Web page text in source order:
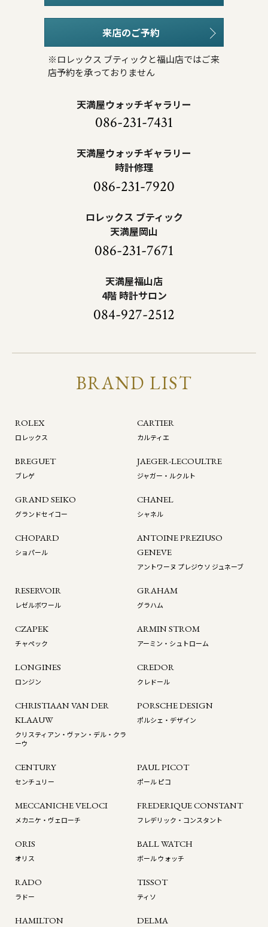
来店のご予約
※ロレックス ブティックと福山店ではご来
店予約を承っておりません
天満屋ウォッチギャラリー
086-231-7431
天満屋ウォッチギャラリー
時計修理
086-231-7920
ロレックス ブティック
天満屋岡山
086-231-7671
天満屋福山店
4階 時計サロン
084-927-2512
BRAND LIST
ROLEX
ロレックス
CARTIER
カルティエ
BREGUET
ブレゲ
JAEGER-LECOULTRE
ジャガー・ルクルト
GRAND SEIKO
グランドセイコー
CHANEL
シャネル
CHOPARD
ショパール
ANTOINE PREZIUSO
GENEVE
アントワーヌ プレジウソ ジュネーブ
RESERVOIR
レゼルボワール
GRAHAM
グラハム
CZAPEK
チャペック
ARMIN STROM
アーミン・シュトローム
LONGINES
ロンジン
CREDOR
クレドール
CHRISTIAAN VAN DER
KLAAUW
クリスティアン・ヴァン・デル・クラ
ーウ
PORSCHE DESIGN
ポルシェ・デザイン
CENTURY
センチュリー
PAUL PICOT
ポール ピコ
MECCANICHE VELOCI
メカニケ・ヴェローチ
FREDERIQUE CONSTANT
フレデリック・コンスタント
ORIS
オリス
BALL WATCH
ボール ウォッチ
RADO
ラドー
TISSOT
ティソ
HAMILTON DELMA